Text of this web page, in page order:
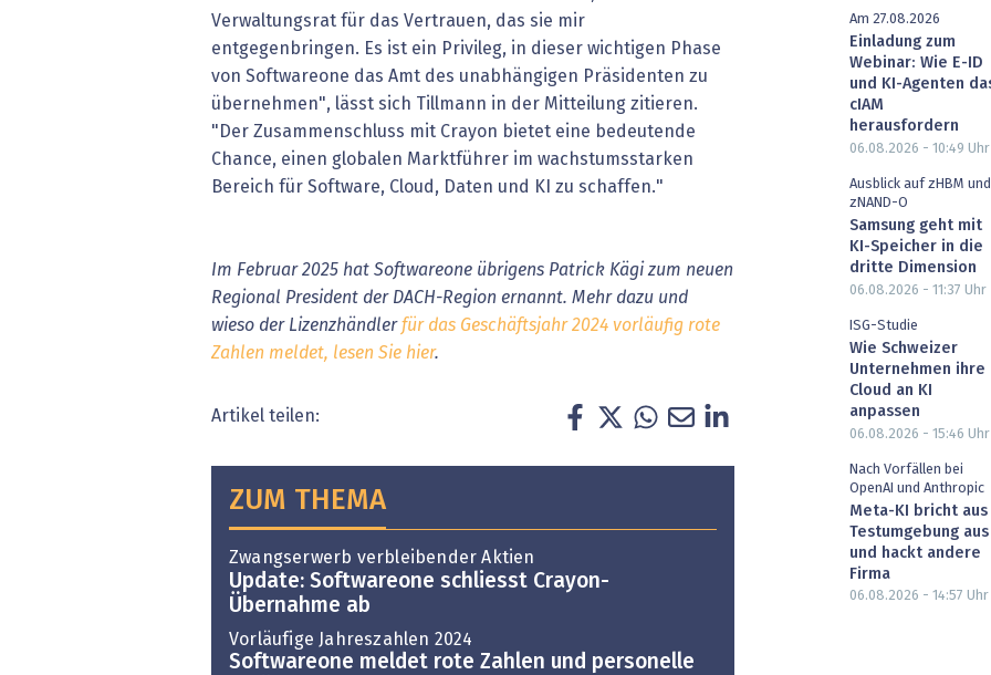
Verwaltungsrat für das Vertrauen, das sie mir
entgegenbringen. Es ist ein Privileg, in dieser wichtigen Phase
von Softwareone das Amt des unabhängigen Präsidenten zu
übernehmen", lässt sich Tillmann in der Mitteilung zitieren.
"Der Zusammenschluss mit Crayon bietet eine bedeutende
Chance, einen globalen Marktführer im wachstumsstarken
Bereich für Software, Cloud, Daten und KI zu schaffen."
Im Februar 2025 hat Softwareone übrigens Patrick Kägi zum neuen
Regional President der DACH-Region ernannt. Mehr dazu und
wieso der Lizenzhändlerfür das Geschäftsjahr 2024 vorläufig rote
Zahlen meldet, lesen Sie hier.
Artikel teilen:
ZUM THEMA
Zwangserwerb verbleibender Aktien
Update: Softwareone schliesst Crayon-
Übernahme ab
Vorläufige Jahreszahlen 2024
Softwareone meldet rote Zahlen und personelle
Am 27.08.2026
Einladung zum
Webinar: Wie E-ID
und KI-Agenten
cIAM
herausfordern
06.08.2026 - 10:49 Uhr
Ausblick auf zHBM und
zNAND-O
Samsung geht mit
KI-Speicher in die
dritte Dimension
06.08.2026 - 11:37 Uhr
ISG-Studie
Wie Schweizer
Unternehmen ihre
Cloud an KI
anpassen
06.08.2026 - 15:46 Uhr
Nach Vorfällen bei
OpenAI und Anthropic
Meta-KI bricht aus
Testumgebung aus
und hackt andere
Firma
06.08.2026 - 14:57 Uhr